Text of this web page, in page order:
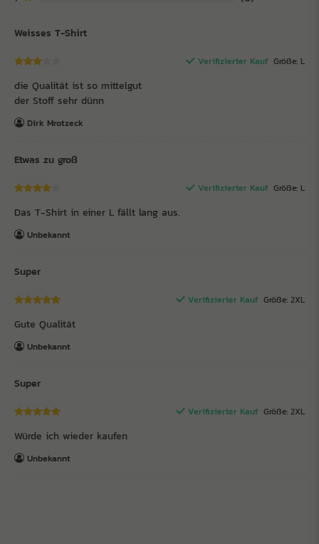
Weisses T-Shirt
Verifizierter Kauf Größe: L
die Qualität ist so mittelgut
der Stoff sehr dünn
Dirk Mrotzeck
Etwas zu groß
Verifizierter Kauf Größe: L
Das T-Shirt in einer L fällt lang aus.
Unbekannt
Super
Verifizierter Kauf Größe: 2XL
Gute Qualität
Unbekannt
Super
Verifizierter Kauf Größe: 2XL
Würde ich wieder kaufen
Unbekannt